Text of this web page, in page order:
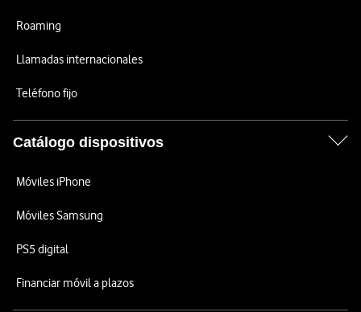
Roaming
Llamadas internacionales
Teléfono fijo
Catálogo dispositivos
Móviles iPhone
Móviles Samsung
PS5 digital
Financiar móvil a plazos